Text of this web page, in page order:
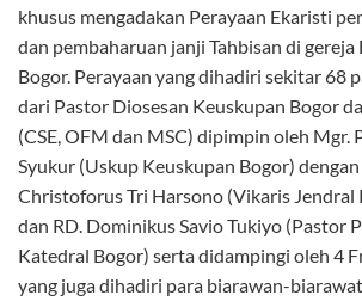
khusus mengadakan Perayaan Ekaristi
dan pembaharuan janji Tahbisan di gereja
Bogor. Perayaan yang dihadiri sekitar 68
dari Pastor Diosesan Keuskupan Bogor
(CSE, OFM dan MSC) dipimpin oleh Mgr.
Syukur (Uskup Keuskupan Bogor)
Christoforus Tri Harsono (Vikaris Jendral
dan RD. Dominikus Savio Tukiyo (Pastor
Katedral Bogor) serta didampingi oleh 4
yang juga dihadiri para biarawan-